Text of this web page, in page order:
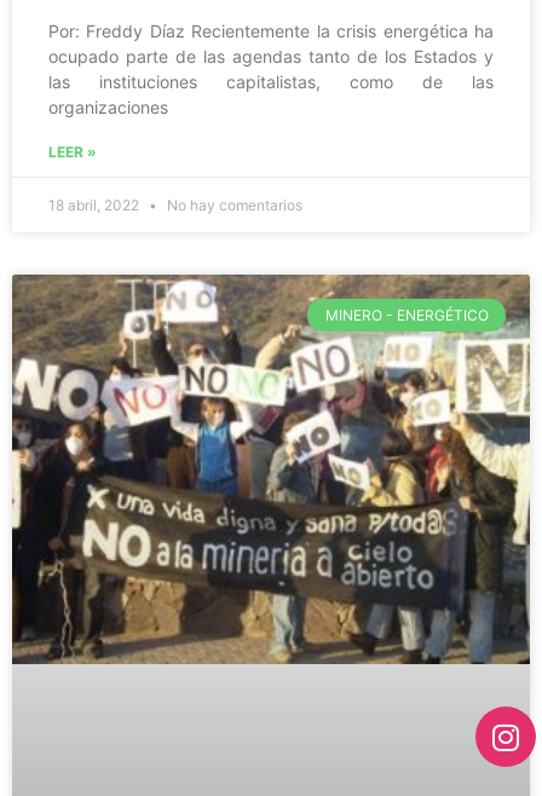
Por: Freddy Díaz Recientemente la crisis energética ha
ocupado parte de las agendas tanto de los Estados y
las instituciones capitalistas, como de las
organizaciones
LEER »
18 abril, 2022 No hay comentarios
MINERO - ENERGÉTICO